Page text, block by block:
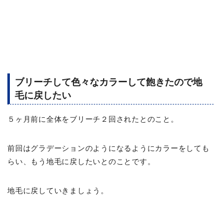
ブリーチして色々なカラーして飽きたので地
毛に戻したい
５ヶ月前に全体をブリーチ２回されたとのこと。
前回はグラデーションのようになるようにカラーをしても
らい、もう地毛に戻したいとのことです。
地毛に戻していきましょう。